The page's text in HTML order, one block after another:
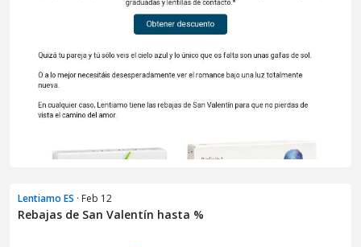
Lentiamo ES · Feb 12
Rebajas de San Valentín hasta %